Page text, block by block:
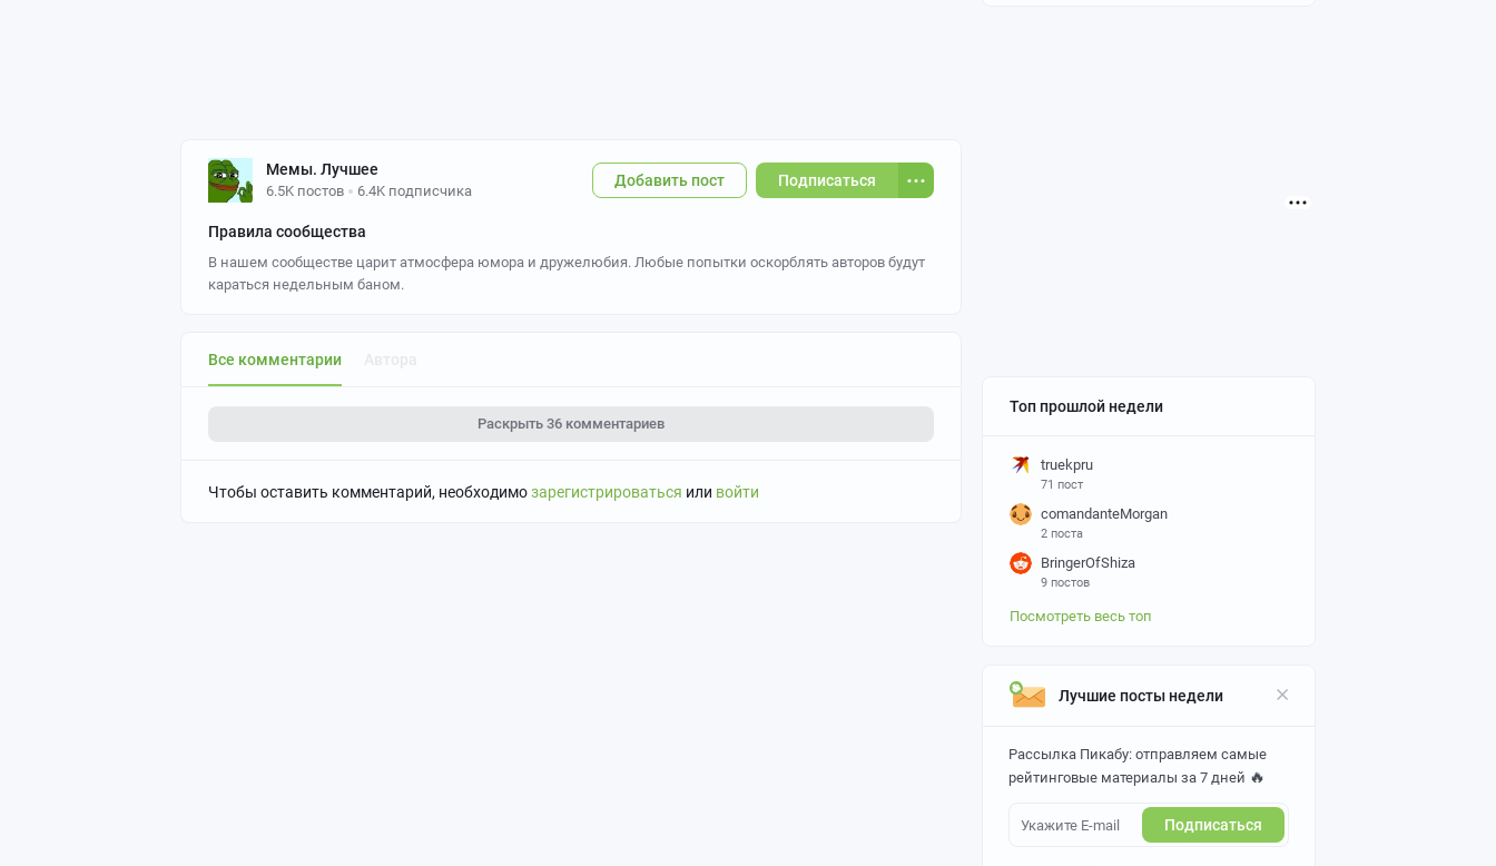
Топ прошлой недели
truekpru
71 пост
comandanteMorgan
2 поста
BringerOfShiza
9 постов
Посмотреть весь топ
Лучшие посты недели
Рассылка Пикабу: отправляем самые
рейтинговые материалы за 7 дней 🔥
Подписаться
Мемы. Лучшее
6.5K постов 6.4K подписчика
Подписаться
Добавить пост
Правила сообщества
В нашем сообществе царит атмосфера юмора и дружелюбия. Любые попытки оскорблять авторов будут
караться недельным баном.
Все комментарии
Раскрыть 36 комментариев
Чтобы оставить комментарий, необходимозарегистрироваться или войти